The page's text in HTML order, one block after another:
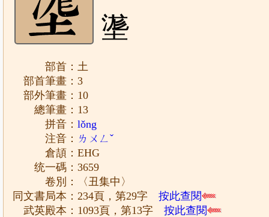
㙙
部首：土
部首筆畫：3
部外筆畫：10
總筆畫：13
拼音：lǒng
注音： ㄌㄨㄥˇ
倉頡：EHG
统一碼：3659
卷別：〈丑集中〉
同文書局本：234頁，第29字按此查閱
武英殿本：1093頁，第13字按此查閱